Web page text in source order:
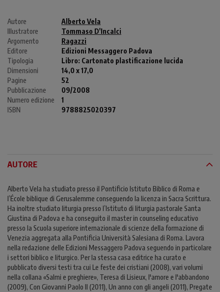
Autore
Alberto Vela
Illustratore
Tommaso D'Incalci
Argomento
Ragazzi
Editore
Edizioni Messaggero Padova
Tipologia
Libro: Cartonato plastificazione lucida
Dimensioni
14,0 x 17,0
Pagine
52
Pubblicazione
09/2008
Numero edizione
1
ISBN
9788825020397
AUTORE
Alberto Vela ha studiato presso il Pontificio Istituto Biblico di Roma e
l’École biblique di Gerusalemme conseguendo la licenza in Sacra Scrittura.
Ha inoltre studiato liturgia presso l’Istituto di liturgia pastorale Santa
Giustina di Padova e ha conseguito il master in counseling educativo
presso la Scuola superiore internazionale di scienze della formazione di
Venezia aggregata alla Pontificia Università Salesiana di Roma. Lavora
nella redazione delle Edizioni Messaggero Padova seguendo in particolare
i settori biblico e liturgico. Per la stessa casa editrice ha curato e
pubblicato diversi testi tra cui Le feste dei cristiani (2008), vari volumi
nella collana «Salmi e preghiere», Teresa di Lisieux, l'amore e l'abbandono
(2009), Con Giovanni Paolo II (2011), Un anno con gli angeli (2011), Pregate